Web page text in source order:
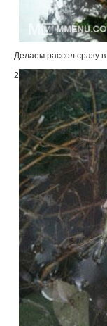
Делаем рассол сразу
2